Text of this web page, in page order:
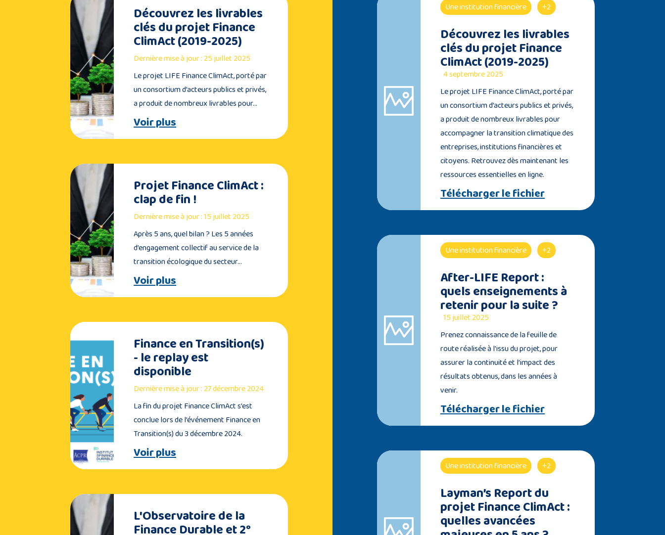
Découvrez les livrables
clés du projet Finance
ClimAct (2019-2025)
Dernière mise à jour : 25 juillet 2025
Le projet LIFE Finance ClimAct, porté par
un consortium d’acteurs publics et privés,
a produit de nombreux livrables pour…
Voir plus
Projet Finance ClimAct :
clap de fin !
Dernière mise à jour : 15 juillet 2025
Après 5 ans, quel bilan ? Les 5 années
d’engagement collectif au service de la
transition écologique du secteur…
Voir plus
Finance en Transition(s)
- le replay est
disponible
Dernière mise à jour : 27 décembre 2024
La fin du projet Finance ClimAct s’est
conclue lors de l’événement Finance en
Transition(s) du 3 décembre 2024.
Voir plus
L'Observatoire de la
Finance Durable et 2°
Une institution financière +2
Découvrez les livrables
clés du projet Finance
ClimAct (2019-2025)
4 septembre 2025
Le projet LIFE Finance ClimAct, porté par
un consortium d’acteurs publics et privés,
a produit de nombreux livrables pour
accompagner la transition climatique des
entreprises, institutions financières et
citoyens. Retrouvez dès maintenant les
ressources essentielles en ligne.
Télécharger le fichier
Une institution financière +2
After-LIFE Report :
quels enseignements à
retenir pour la suite ?
15 juillet 2025
Prenez connaissance de la feuille de
route réalisée à l'issu du projet, pour
assurer la continuité et l’impact des
résultats obtenus, dans les années à
venir.
Télécharger le fichier
Une institution financière +2
Layman’s Report du
projet Finance ClimAct :
quelles avancées